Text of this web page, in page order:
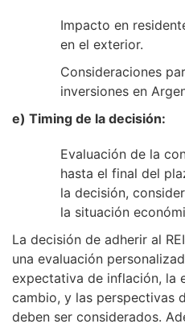
Impacto en
en el exterior.
Consideraciones
inversiones en
e) Timing de la decisión:
Evaluación de la
hasta el final del
la decisión,
la situación
La decisión de adherir al
una evaluación
expectativa de inflación, la
cambio, y las perspectivas
deben ser considerados.